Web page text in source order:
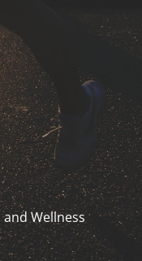
Wellness